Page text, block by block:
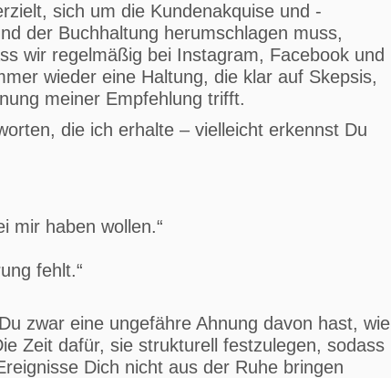
sich um die Kundenakquise und -
der Buchhaltung herumschlagen muss,
wir regelmäßig bei Instagram, Facebook und
wieder eine Haltung, die klar auf Skepsis,
meiner Empfehlung trifft.
die ich erhalte – vielleicht erkennst Du
mir haben wollen.“
fehlt.“
zwar eine ungefähre Ahnung davon hast, wie
Zeit dafür, sie strukturell festzulegen, sodass
Dich nicht aus der Ruhe bringen